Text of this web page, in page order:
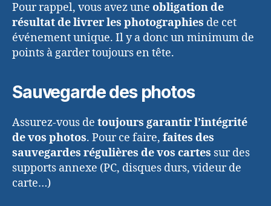
Pour rappel, vous avez une obligation de
résultat de livrer les photographies de cet
événement unique. Il y a donc un minimum de
points à garder toujours en tête.
Sauvegarde des photos
Assurez-vous de toujours garantir l’intégrité
de vos photos. Pour ce faire, faites des
sauvegardes régulières de vos cartes sur des
supports annexe (PC, disques durs, videur de
carte…)